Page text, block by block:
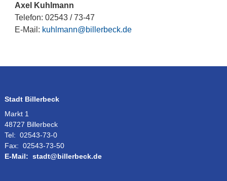
Axel Kuhlmann
Telefon: 02543 / 73-47
E-Mail: kuhlmann@billerbeck.de
Stadt Billerbeck
Markt 1
48727 Billerbeck
Tel: 02543-73-0
Fax: 02543-73-50
E-Mail: stadt@billerbeck.de